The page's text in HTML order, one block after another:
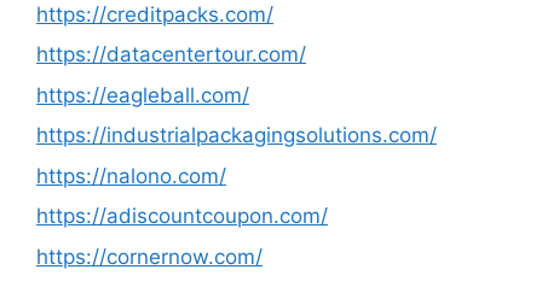
https://creditpacks.com/
https://datacentertour.com/
https://eagleball.com/
https://industrialpackagingsolutions.com/
https://nalono.com/
https://adiscountcoupon.com/
https://cornernow.com/